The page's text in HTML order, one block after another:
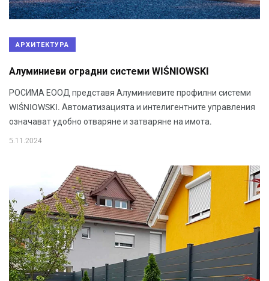
АРХИТЕКТУРА
Алуминиеви оградни системи WIŚNIOWSKI
РОСИМА ЕООД представя Алуминиевите профилни системи
WIŚNIOWSKI. Автоматизацията и интелигентните управления
означават удобно отваряне и затваряне на имота.
5.11.2024